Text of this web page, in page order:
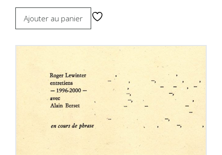
Ajouter au panier